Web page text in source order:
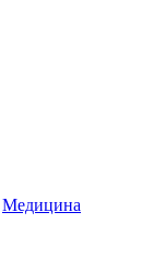
Медицина